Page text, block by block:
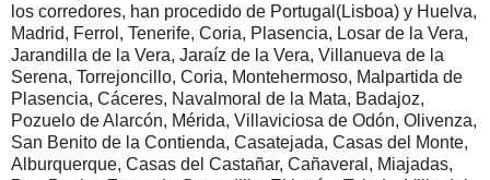
los corredores, han procedido de Portugal(Lisboa) y Huelva,
Madrid, Ferrol, Tenerife, Coria, Plasencia, Losar de la Vera,
Jarandill a de la Vera, Jaraíz de la Vera, Villanueva de la
Serena, Torrejoncillo, Coria, Montehermoso, Malpartida de
Plasencia, Cáceres, Navalmoral de la Mata, Badajoz,
Pozuelo de Alarcón, Mérida, Villaviciosa de Odón, Olivenza,
San Benito de la Contienda, Casatejada, Casas del Monte,
Alburquerque, Casas del Castañar, Cañaveral, Miajadas,